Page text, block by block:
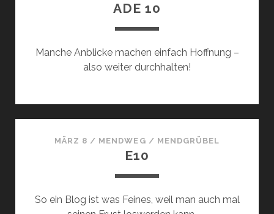
ADE 10
Manche Anblicke machen einfach Hoffnung –
also weiter durchhalten!
MÄRZ 8 / MENDWEG / MENDGRÜBEL
E10
So ein Blog ist was Feines, weil man auch mal